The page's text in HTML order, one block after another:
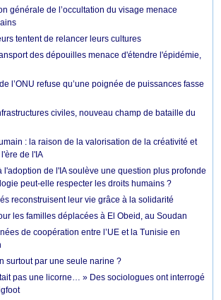
générale de l’occultation du visage menace
tentent de relancer leurs cultures
des dépouilles menace d'étendre l'épidémie,
l’ONU refuse qu’une poignée de puissances fasse
civiles, nouveau champ de bataille du
: la raison de la valorisation de la créativité et
de l'IA
l'adoption de l'IA soulève une question plus profonde
peut-elle respecter les droits humains ?
reconstruisent leur vie grâce à la solidarité
les familles déplacées à El Obeid, au Soudan
de coopération entre l’UE et la Tunisie en
surtout par une seule narine ?
pas une licorne… » Des sociologues ont interrogé